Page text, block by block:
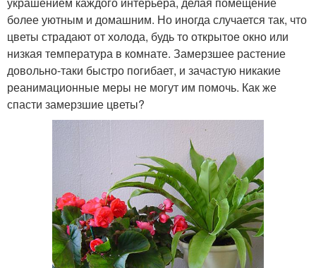
более уютным и домашним. Но иногда случается так, что
цветы страдают от холода, будь то открытое окно или
низкая температура в комнате. Замерзшее растение
довольно-таки быстро погибает, и зачастую никакие
реанимационные меры не могут им помочь. Как же
спасти замерзшие цветы?